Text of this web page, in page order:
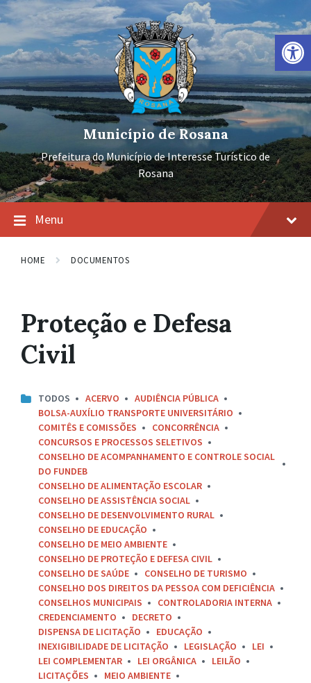
Barra de Ferramentas Aberta
Ir
para
conteúdo
Pular
para
navegação
principal
Pular
para
rodapé
Município de Rosana
Prefeitura do Município de Interesse Turístico de
Rosana
Menu
HOME DOCUMENTOS
Proteção e Defesa
Civil
TODOS ACERVO
AUDIÊNCIA PÚBLICA
BOLSA-AUXÍLIO TRANSPORTE UNIVERSITÁRIO
COMITÊS E COMISSÕES
CONCORRÊNCIA
CONCURSOS E PROCESSOS SELETIVOS
CONSELHO DE ACOMPANHAMENTO E CONTROLE SOCIAL
DO FUNDEB
CONSELHO DE ALIMENTAÇÃO ESCOLAR
CONSELHO DE ASSISTÊNCIA SOCIAL
CONSELHO DE DESENVOLVIMENTO RURAL
CONSELHO DE EDUCAÇÃO
CONSELHO DE MEIO AMBIENTE
CONSELHO DE PROTEÇÃO E DEFESA CIVIL
CONSELHO DE SAÚDE
CONSELHO DE TURISMO
CONSELHO DOS DIREITOS DA PESSOA COM DEFICIÊNCIA
CONSELHOS MUNICIPAIS
CONTROLADORIA INTERNA
CREDENCIAMENTO
DECRETO
DISPENSA DE LICITAÇÃO
EDUCAÇÃO
INEXIGIBILIDADE DE LICITAÇÃO
LEGISLAÇÃO
LEI
LEI COMPLEMENTAR
LEI ORGÂNICA
LEILÃO
LICITAÇÕES
MEIO AMBIENTE